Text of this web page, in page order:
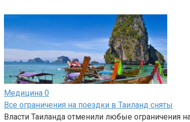
Медицина 0
Все ограничения на поездки в Таиланд сняты
Власти Таиланда отменили любые ограничения